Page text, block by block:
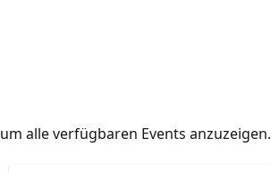
um alle verfügbaren Events anzuzeigen.